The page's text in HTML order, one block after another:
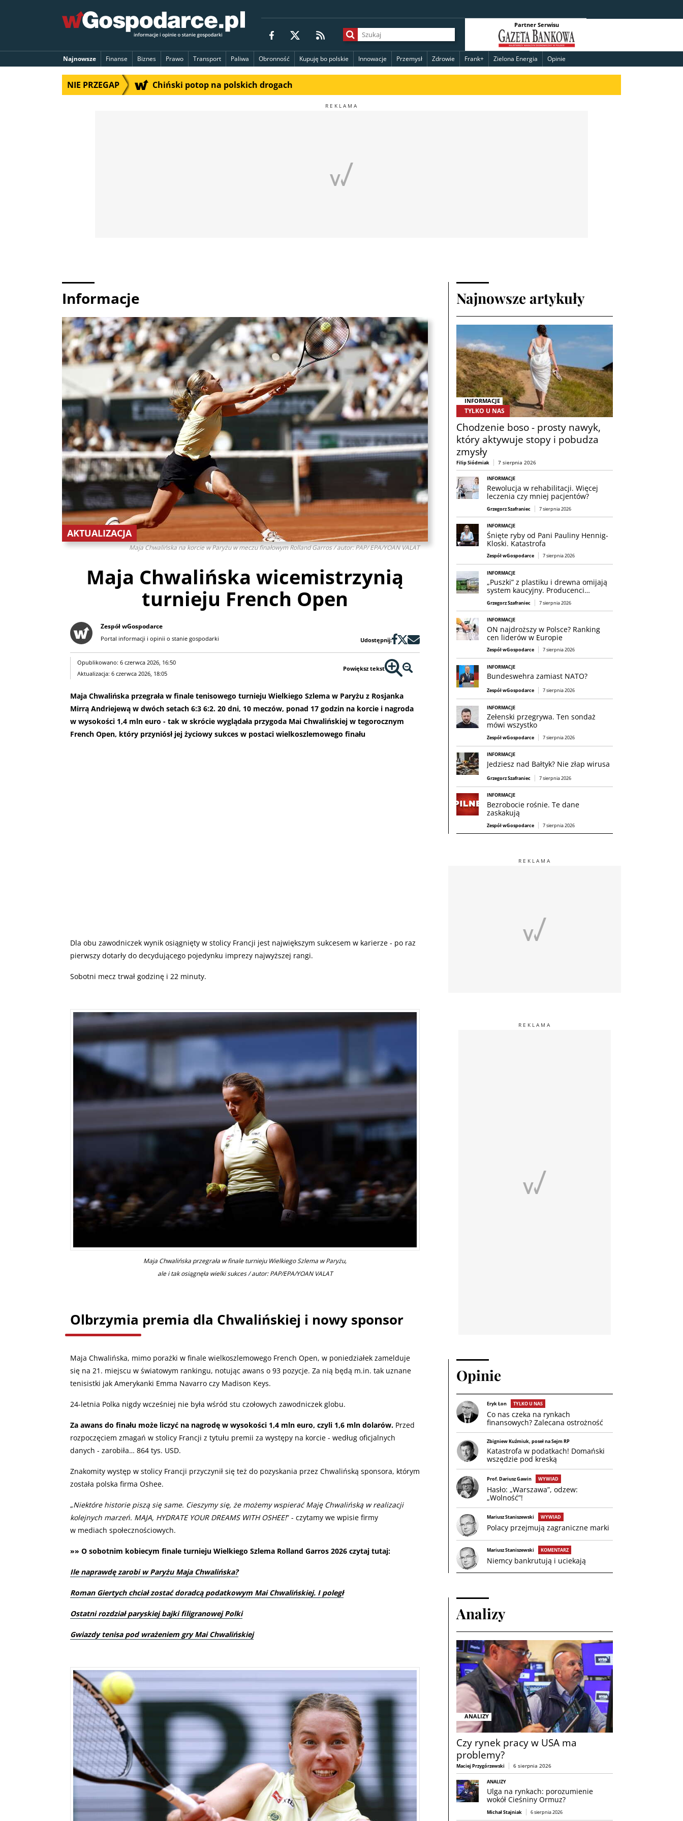
Partner Serwisu
Najnowsze Finanse Biznes Prawo Transport Paliwa Obronność Kupuję bo polskie Innowacje Przemysł Zdrowie Frank+ Zielona Energia Opinie
NIE PRZEGAP Chiński potop na polskich drogach
Informacje
Maja Chwalińska na korcie w Paryżu w meczu finałowym Rolland Garros / autor: PAP/ EPA/YOAN VALAT
AKTUALIZACJA
Maja Chwalińska wicemistrzynią
turnieju French Open
Zespół wGospodarce
Portal informacji i opinii o stanie gospodarki Udostępnij:
Opublikowano: 6 czerwca 2026, 16:50
Aktualizacja: 6 czerwca 2026, 18:05
Powiększ tekst
Maja Chwalińska przegrała w finale tenisowego turnieju Wielkiego Szlema w Paryżu z Rosjanka
Mirrą Andriejewą w dwóch setach 6:3 6:2. 20 dni, 10 meczów, ponad 17 godzin na korcie i nagroda
w wysokości 1,4 mln euro - tak w skrócie wyglądała przygoda Mai Chwalińskiej w tegorocznym
French Open, który przyniósł jej życiowy sukces w postaci wielkoszlemowego finału
Dla obu zawodniczek wynik osiągnięty w stolicy Francji jest największym sukcesem w karierze - po raz
pierwszy dotarły do decydującego pojedynku imprezy najwyższej rangi.
Sobotni mecz trwał godzinę i 22 minuty.
Maja Chwalińska przegrała w finale turnieju Wielkiego Szlema w Paryżu,
ale i tak osiągnęła wielki sukces / autor: PAP/EPA/YOAN VALAT
Olbrzymia premia dla Chwalińskiej i nowy sponsor
Maja Chwalińska, mimo porażki w finale wielkoszlemowego French Open, w poniedziałek zamelduje
się na 21. miejscu w światowym rankingu, notując awans o 93 pozycje. Za nią będą m.in. tak uznane
tenisistki jak Amerykanki Emma Navarro czy Madison Keys.
24-letnia Polka nigdy wcześniej nie była wśród stu czołowych zawodniczek globu.
Za awans do finału może liczyć na nagrodę w wysokości 1,4 mln euro, czyli 1,6 mln dolarów. Przed
rozpoczęciem zmagań w stolicy Francji z tytułu premii za występy na korcie - według oficjalnych
danych - zarobiła… 864 tys. USD.
Znakomity występ w stolicy Francji przyczynił się też do pozyskania przez Chwalińską sponsora, którym
została polska firma Oshee.
„Niektóre historie piszą się same. Cieszymy się, że możemy wspierać Maję Chwalińską w realizacji
kolejnych marzeń. MAJA, HYDRATE YOUR DREAMS WITH OSHEE!” - czytamy we wpisie firmy
w mediach społecznościowych.
»» O sobotnim kobiecym finale turnieju Wielkiego Szlema Rolland Garros 2026 czytaj tutaj:
Ile naprawdę zarobi w Paryżu Maja Chwalińska?
Roman Giertych chciał zostać doradcą podatkowym Mai Chwalińskiej. I poległ
Ostatni rozdział paryskiej bajki filigranowej Polki
Gwiazdy tenisa pod wrażeniem gry Mai Chwalińskiej
Najnowsze artykuły
INFORMACJE
TYLKO U NAS
Chodzenie boso - prosty nawyk,
który aktywuje stopy i pobudza
zmysły
Filip Siódmiak 7 sierpnia 2026
INFORMACJE
Rewolucja w rehabilitacji. Więcej
leczenia czy mniej pacjentów?
Grzegorz Szafraniec 7 sierpnia 2026
INFORMACJE
Śnięte ryby od Pani Pauliny Hennig-
Kloski. Katastrofa
Zespół wGospodarce 7 sierpnia 2026
INFORMACJE
„Puszki” z plastiku i drewna omijają
system kaucyjny. Producenci…
Grzegorz Szafraniec 7 sierpnia 2026
INFORMACJE
ON najdroższy w Polsce? Ranking
cen liderów w Europie
Zespół wGospodarce 7 sierpnia 2026
INFORMACJE
Bundeswehra zamiast NATO?
Zespół wGospodarce 7 sierpnia 2026
INFORMACJE
Zełenski przegrywa. Ten sondaż
mówi wszystko
Zespół wGospodarce 7 sierpnia 2026
INFORMACJE
Jedziesz nad Bałtyk? Nie złap wirusa
Grzegorz Szafraniec 7 sierpnia 2026
INFORMACJE
Bezrobocie rośnie. Te dane
zaskakują
Zespół wGospodarce 7 sierpnia 2026
Opinie
Eryk Łon TYLKO U NAS
Co nas czeka na rynkach
finansowych? Zalecana ostrożność
Zbigniew Kuźmiuk, poseł na Sejm RP
Katastrofa w podatkach! Domański
wszędzie pod kreską
Prof. Dariusz Gawin WYWIAD
Hasło: „Warszawa”, odzew:
„Wolność”!
Mariusz Staniszewski WYWIAD
Polacy przejmują zagraniczne marki
Mariusz Staniszewski KOMENTARZ
Niemcy bankrutują i uciekają
Analizy
ANALIZY
Czy rynek pracy w USA ma
problemy?
Maciej Przygórzewski 6 sierpnia 2026
ANALIZY
Ulga na rynkach: porozumienie
wokół Cieśniny Ormuz?
Michał Stajniak 6 sierpnia 2026